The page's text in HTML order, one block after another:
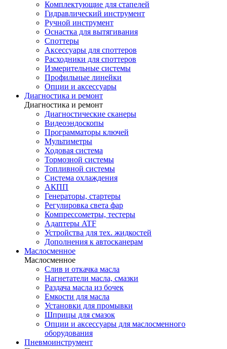
Комплектующие для стапелей
Гидравлический инструмент
Ручной инструмент
Оснастка для вытягивания
Споттеры
Аксессуары для споттеров
Расходники для споттеров
Измерительные системы
Профильные линейки
Опции и аксессуары
Диагностика и ремонт
Диагностика и ремонт
Диагностические сканеры
Видеоэндоскопы
Программаторы ключей
Мультиметры
Ходовая система
Тормозной системы
Топливной системы
Система охлаждения
АКПП
Генераторы, стартеры
Регулировка света фар
Компрессометры, тестеры
Адаптеры ATF
Устройства для тех. жидкостей
Дополнения к автосканерам
Маслосменное
Маслосменное
Слив и откачка масла
Нагнетатели масла, смазки
Раздача масла из бочек
Емкости для масла
Установки для промывки
Шприцы для смазок
Опции и аксессуары для маслосменного
оборудования
Пневмоинструмент